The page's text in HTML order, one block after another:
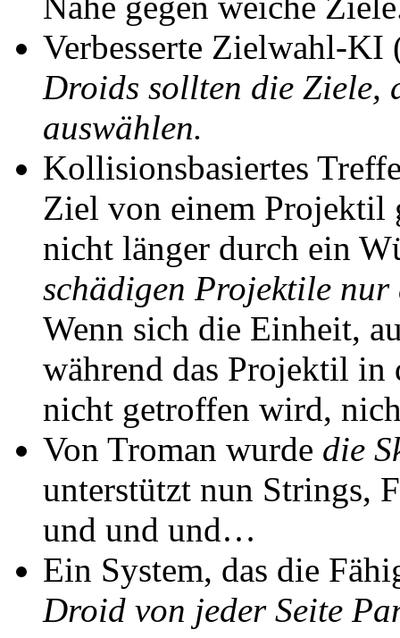
Verbesserte Zielwahl-KI
Droids sollten die Ziele,
auswählen.
Kollisionsbasiertes
Ziel von einem
nicht länger durch ein
schädigen Projektile nur
Wenn sich die Einheit,
während das Projektil in
nicht getroffen wird,
Von Troman wurde die
unterstützt nun Strings,
und und und…
Ein System, das die
Droid von jeder Seite